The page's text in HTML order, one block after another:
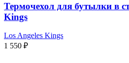
Термочехол для бутылки в
Kings
Los Angeles Kings
1 550 ₽